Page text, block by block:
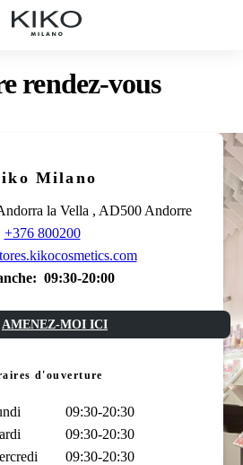
rendez-vous
Milano
la Vella , AD500 Andorre
+376 800200
09:30-20:00
AMENEZ-MOI ICI
d'ouverture
09:30-20:30
09:30-20:30
09:30-20:30